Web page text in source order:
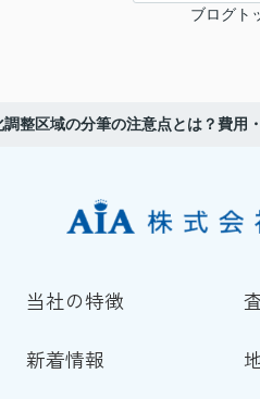
ブログト
調整区域の分筆の注意点とは？費用
当社の特徴
新着情報